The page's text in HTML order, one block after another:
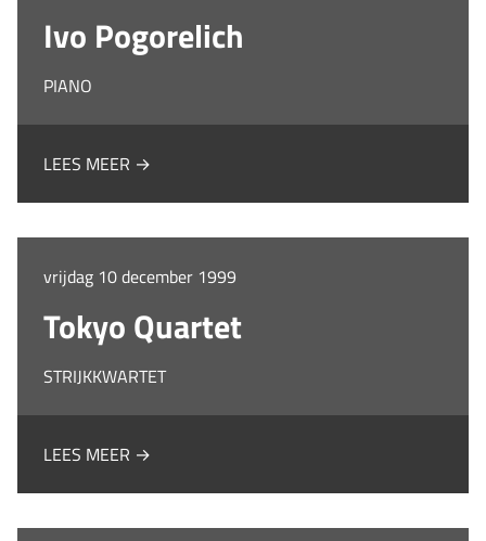
Ivo Pogorelich
PIANO
LEES MEER →
vrijdag 10 december 1999
Tokyo Quartet
STRIJKKWARTET
LEES MEER →